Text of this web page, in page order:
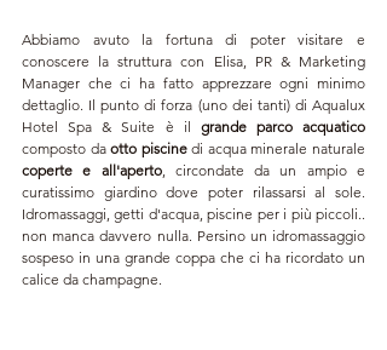
Abbiamo avuto la fortuna di poter visitare e
conoscere la struttura con Elisa, PR & Marketing
Manager che ci ha fatto apprezzare ogni minimo
dettaglio. Il punto di forza (uno dei tanti) di Aqualux
Hotel Spa & Suite è il grande parco acquatico
composto da otto piscine di acqua minerale naturale
coperte e all'aperto, circondate da un ampio e
curatissimo giardino dove poter rilassarsi al sole.
Idromassaggi, getti d'acqua, piscine per i più piccoli..
non manca davvero nulla. Persino un idromassaggio
sospeso in una grande coppa che ci ha ricordato un
calice da champagne.